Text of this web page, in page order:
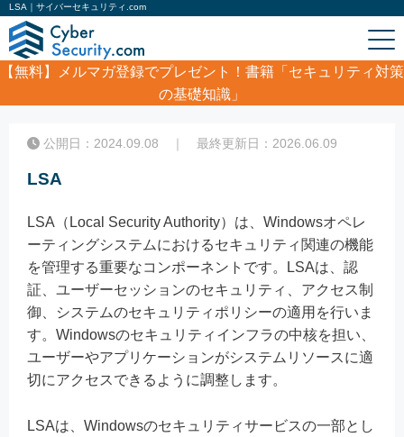
LSA｜サイバーセキュリティ.com
【無料】
メルマガ登録でプレゼント！書籍「セキュリティ対策
の基礎知識」
LSA
公開日：2024.09.08 ｜ 最終更新日：2026.06.09
LSA
LSA（Local Security Authority）は、Windowsオペレ
ーティングシステムにおけるセキュリティ関連の機能
を管理する重要なコンポーネントです。LSAは、認
証、ユーザーセッションのセキュリティ、アクセス制
御、システムのセキュリティポリシーの適用を行いま
す。Windowsのセキュリティインフラの中核を担い、
ユーザーやアプリケーションがシステムリソースに適
切にアクセスできるように調整します。
LSAは、Windowsのセキュリティサービスの一部とし